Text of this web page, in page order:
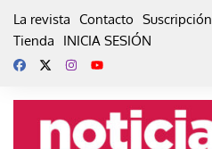
La revista Contacto Suscripción
Tienda
INICIA SESIÓN